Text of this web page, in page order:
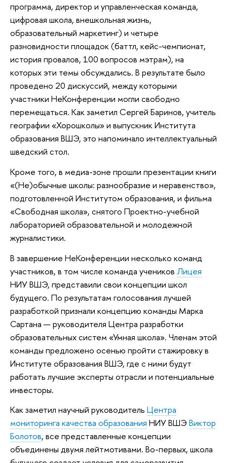
программа, директор и управленческая команда,
цифровая школа, внешкольная жизнь,
образовательный маркетинг) и четыре
разновидности площадок (баттл, кейс-чемпионат,
история провалов, 100 вопросов мэтрам), на
которых эти темы обсуждались. В результате было
проведено 20 дискуссий, между которыми
участники НеКонференции могли свободно
перемещаться. Как заметил Сергей Баринов, учитель
географии «Хорошколы» и выпускник Института
образования ВШЭ, это напоминало интеллектуальный
шведский стол.
Кроме того, в медиа-зоне прошли презентации книги
«(Не)обычные школы: разнообразие и неравенство»,
подготовленной Институтом образования, и фильма
«Свободная школа», снятого Проектно-учебной
лабораторией образовательной и молодежной
журналистики.
В завершение НеКонференции несколько команд
участников, в том числе команда учеников Лицея
НИУ ВШЭ, представили свои концепции школ
будущего. По результатам голосования лучшей
разработкой признали концепцию команды Марка
Сартана — руководителя Центра разработки
образовательных систем «Умная школа». Членам этой
команды предложено осенью пройти стажировку в
Институте образования ВШЭ, где с ними будут
работать лучшие эксперты отрасли и потенциальные
инвесторы.
Как заметил научный руководитель Центра
мониторинга качества образования НИУ ВШЭ Виктор
Болотов, все представленные концепции
объединены двумя лейтмотивами. Во-первых, школа